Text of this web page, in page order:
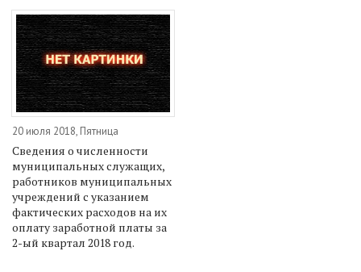
20 июля 2018, Пятница
Сведения о численности
муниципальных служащих,
работников муниципальных
учреждений с указанием
фактических расходов на их
оплату заработной платы за
2-ый квартал 2018 год.